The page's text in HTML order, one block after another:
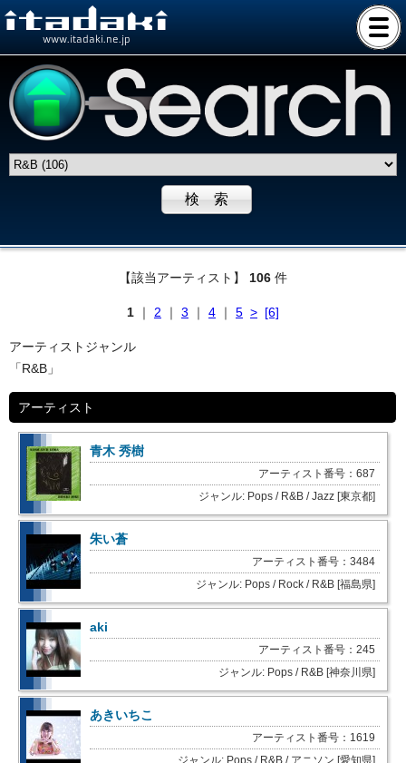
www.itadaki.ne.jp
【該当アーティスト】 106 件
1 ｜ 2 ｜ 3 ｜ 4 ｜ 5 > [6]
アーティストジャンル
「R&B」
アーティスト
青木 秀樹
アーティスト番号：687
ジャンル: Pops / R&B / Jazz [東京都]
朱い蒼
アーティスト番号：3484
ジャンル: Pops / Rock / R&B [福島県]
aki
アーティスト番号：245
ジャンル: Pops / R&B [神奈川県]
あきいちこ
アーティスト番号：1619
ジャンル: Pops / R&B / アニソン [愛知県]